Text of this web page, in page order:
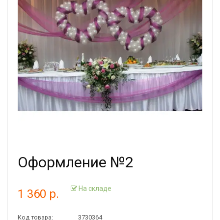
Оформление №2
1 360 р. На складе
Код товара: 3730364